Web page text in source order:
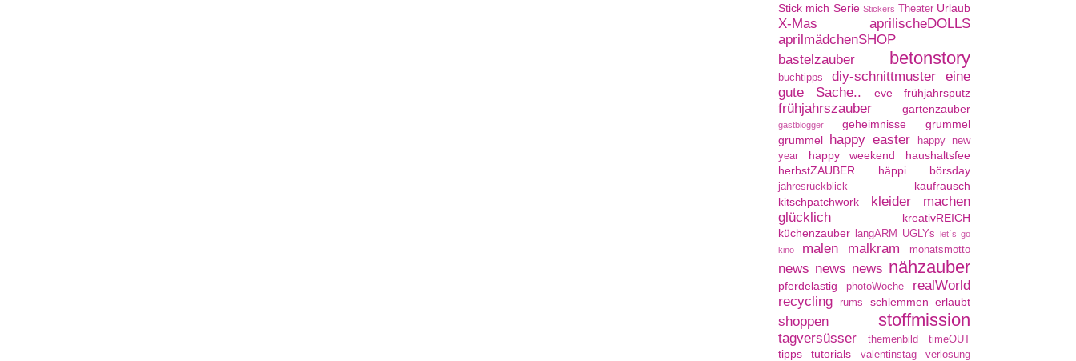
Stick mich Serie Stickers Theater Urlaub
X-Mas
aprilischeDOLLS
aprilmädchenSHOP
bastelzauber
betonstory
buchtipps diy-schnittmuster
eine
gute Sache..
eve frühjahrsputz
frühjahrszauber gartenzauber
gastblogger geheimnisse
grummel
grummel happy easter
happy new
year
happy weekend
haushaltsfee
herbstZAUBER
häppi börsday
jahresrückblick
kaufrausch
kitschpatchwork
kleider machen
glücklich
kreativREICH
küchenzauber
langARM UGLYs let´s go
kino
malen malkram monatsmotto
news news news nähzauber
pferdelastig photoWoche
realWorld
recycling
rums schlemmen erlaubt
shoppen stoffmission
tagversüsser themenbild timeOUT
tipps tutorials valentinstag verlosung